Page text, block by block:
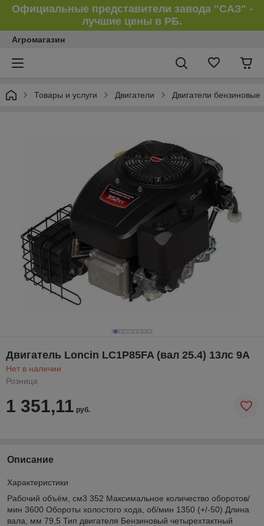
Официальные представители завода "САЗ" -
лучшие цены в РБ.
Агромагазин
Товары и услуги Двигатели Двигатели бензиновые
Двигатель Loncin LC1P85FA (вал 25.4) 13лс 9А
Нет в наличии
Розница
1 351,11 руб.
Описание
Характеристики
Рабочий объём, см3 352 Максимальное количество оборотов/
мин 3600 Обороты холостого хода, об/мин 1350 (+/-50) Длина
вала, мм 79,5 Тип двигателя Бензиновый четырехтактный